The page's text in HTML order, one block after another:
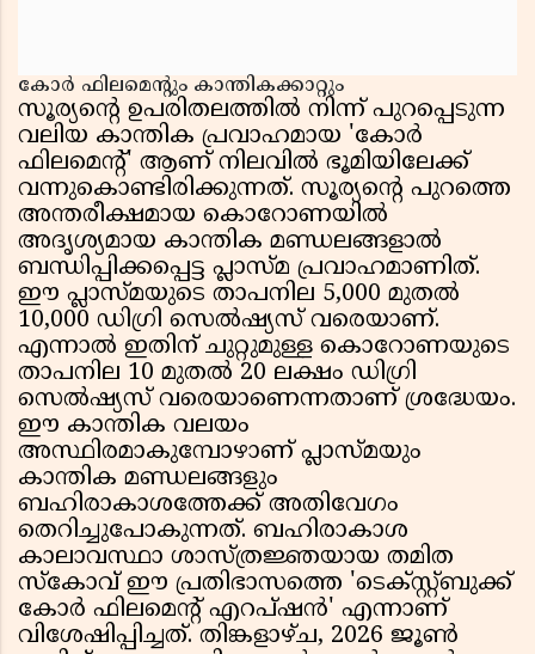
കോർ ഫിലമെൻ്റും കാന്തികക്കാറ്റും
സൂര്യൻ്റെ ഉപരിതലത്തിൽ നിന്ന് പുറപ്പെടുന്ന
വലിയ കാന്തിക പ്രവാഹമായ 'കോർ
ഫിലമെൻ്റ്' ആണ് നിലവിൽ ഭൂമിയിലേക്ക്
വന്നുകൊണ്ടിരിക്കുന്നത്. സൂര്യൻ്റെ പുറത്തെ
അന്തരീക്ഷമായ കൊറോണയിൽ
അദൃശ്യമായ കാന്തിക മണ്ഡലങ്ങളാൽ
ബന്ധിപ്പിക്കപ്പെട്ട പ്ലാസ്മ പ്രവാഹമാണിത്.
ഈ പ്ലാസ്മയുടെ താപനില 5,000 മുതൽ
10,000 ഡിഗ്രി സെൽഷ്യസ് വരെയാണ്.
എന്നാൽ ഇതിന് ചുറ്റുമുള്ള കൊറോണയുടെ
താപനില 10 മുതൽ 20 ലക്ഷം ഡിഗ്രി
സെൽഷ്യസ് വരെയാണെന്നതാണ് ശ്രദ്ധേയം.
ഈ കാന്തിക വലയം
അസ്ഥിരമാകുമ്പോഴാണ് പ്ലാസ്മയും
കാന്തിക മണ്ഡലങ്ങളും
ബഹിരാകാശത്തേക്ക് അതിവേഗം
തെറിച്ചുപോകുന്നത്. ബഹിരാകാശ
കാലാവസ്ഥാ ശാസ്ത്രജ്ഞയായ തമിത
സ്കോവ് ഈ പ്രതിഭാസത്തെ 'ടെക്സ്റ്റ്ബുക്ക്
കോർ ഫിലമെൻ്റ് എറപ്ഷൻ' എന്നാണ്
വിശേഷിപ്പിച്ചത്. തിങ്കളാഴ്ച, 2026 ജൂൺ